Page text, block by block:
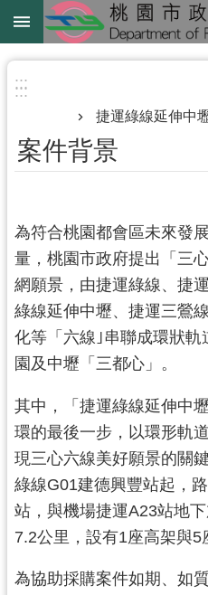
跳到主要內容區塊
綠
延
中
路
地
下
化
進
階
搜
尋
認
識
們
:::
:::
捷運綠線延伸中
案件背景
為符合桃園都會區未來發
量，桃園市政府提出「三
網願景，由捷運綠線、捷
綠線延伸中壢、捷運三鶯
化等「六線｣串聯成環狀
園及中壢「三都心」。
其中，「捷運綠線延伸中
環的最後一步，以環形軌
現三心六線美好願景的關
綠線G01建德興豐站起，
站，與機場捷運A23站地
7.2公里，設有1座高架與5
為協助採購案件如期、如